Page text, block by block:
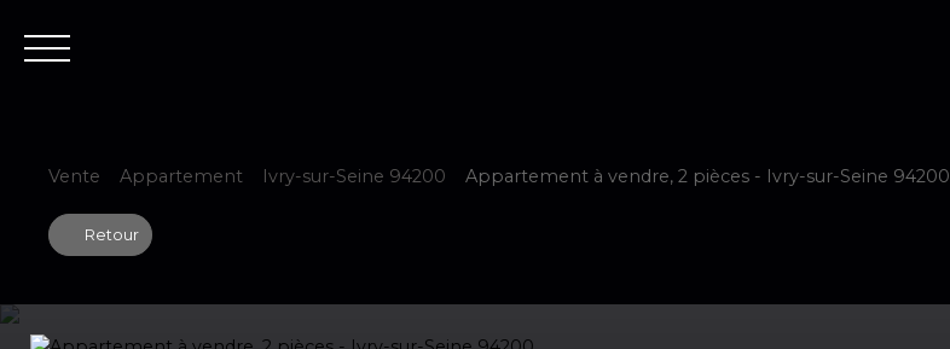
Estimer votre bien
Vente Appartement Ivry-sur-Seine 94200 Appartement à vendre, 2 pièces - Ivry-sur-Seine 94200
Retour